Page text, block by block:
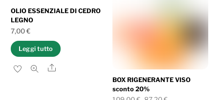
OLIO ESSENZIALE DI CEDRO
LEGNO
7,00€
Leggi tutto
Share
BOX RIGENERANTE VISO
sconto 20%